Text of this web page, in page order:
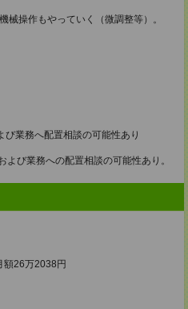
械操作もやっていく（微調整等）。
業務へ配置相談の可能性あり
び業務への配置相談の可能性あり。
26万2038円